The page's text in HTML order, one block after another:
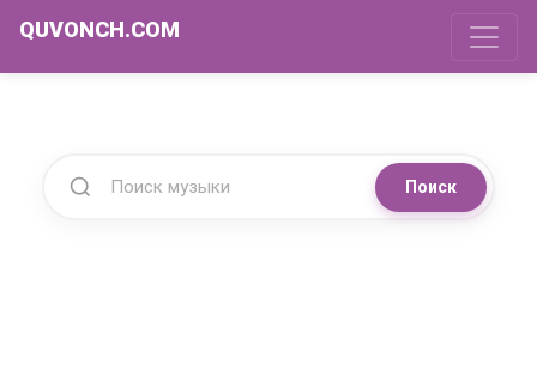
QUVONCH.COM
Поиск